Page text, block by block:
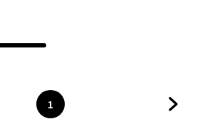
ページ
1
へ